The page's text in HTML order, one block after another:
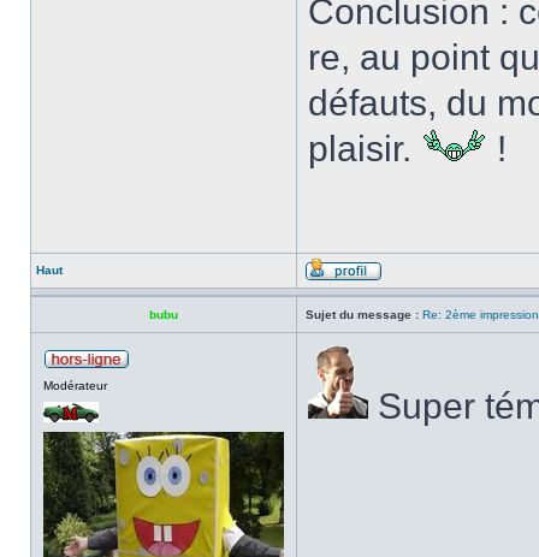
Conclusion :
re, au point
défauts, du
plaisir.
!
Haut
bubu Sujet du message : Re: 2ème
Modérateur
Super